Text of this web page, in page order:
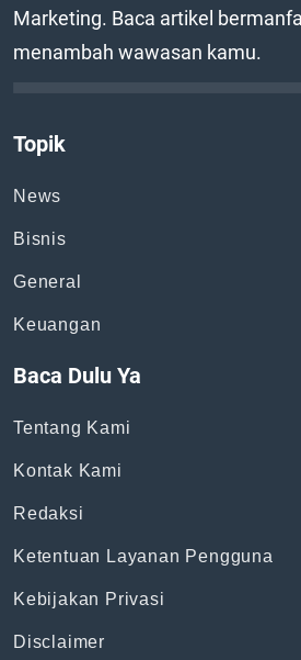
Marketing. Baca artikel
menambah wawasan kamu.
Topik